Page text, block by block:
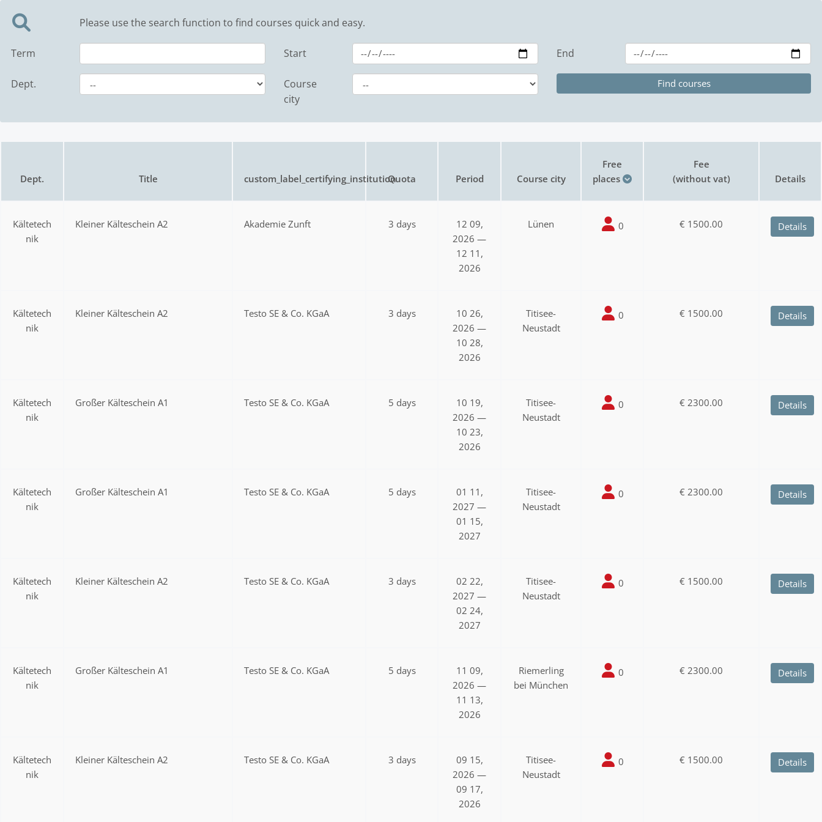
Please use the search function to find courses quick and easy.
Term Start End
Dept.
Course
city
Dept. Title custom_label_certifying_institutionQuota Period Course city
Free
places
Fee
(without vat)
Details
Kältetech
nik
Kleiner Kälteschein A2 Akademie Zunft 3 days
12 09,
2026 —
12 11,
2026
Lünen 0 € 1500.00 Details
Kältetech
nik
Kleiner Kälteschein A2 Testo SE & Co. KGaA 3 days
10 26,
2026 —
10 28,
2026
Titisee-
Neustadt
0 € 1500.00 Details
Kältetech
nik
Großer Kälteschein A1 Testo SE & Co. KGaA 5 days
10 19,
2026 —
10 23,
2026
Titisee-
Neustadt
0 € 2300.00 Details
Kältetech
nik
Großer Kälteschein A1 Testo SE & Co. KGaA 5 days
01 11,
2027 —
01 15,
2027
Titisee-
Neustadt
0 € 2300.00 Details
Kältetech
nik
Kleiner Kälteschein A2 Testo SE & Co. KGaA 3 days
02 22,
2027 —
02 24,
2027
Titisee-
Neustadt
0 € 1500.00 Details
Kältetech
nik
Großer Kälteschein A1 Testo SE & Co. KGaA 5 days
11 09,
2026 —
11 13,
2026
Riemerling
bei München
0 € 2300.00 Details
Kältetech
nik
Kleiner Kälteschein A2 Testo SE & Co. KGaA 3 days
09 15,
2026 —
09 17,
2026
Titisee-
Neustadt
0 € 1500.00 Details